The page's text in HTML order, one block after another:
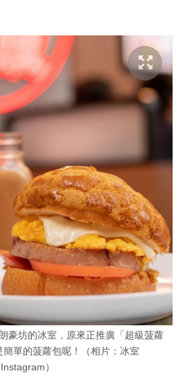
豪坊的冰室，原來正推廣「超級菠蘿
單的菠蘿包呢！（相片：冰室
Instagram）